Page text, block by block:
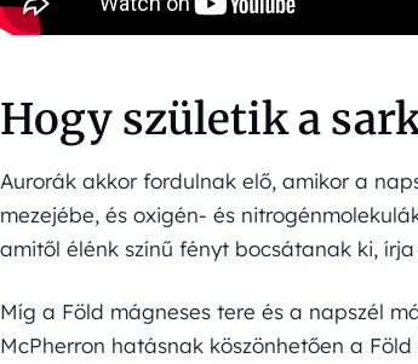
Hogy születik a
Aurorák akkor fordulnak elő, amikor a
mezejébe, és oxigén- és
amitől élénk színű fényt bocsátanak ki,
Míg a Föld mágneses tere és a napszél
McPherron hatásnak köszönhetően a